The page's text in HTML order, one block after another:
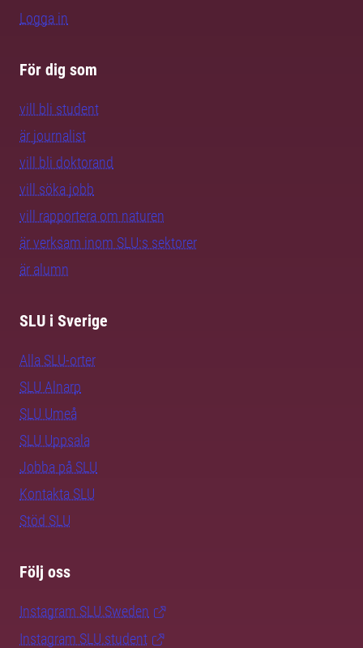
Logga in
För dig som
vill bli student
är journalist
vill bli doktorand
vill söka jobb
vill rapportera om naturen
är verksam inom SLU:s sektorer
är alumn
SLU i Sverige
Alla SLU-orter
SLU Alnarp
SLU Umeå
SLU Uppsala
Jobba på SLU
Kontakta SLU
Stöd SLU
Följ oss
Instagram SLU.Sweden
Instagram SLU.student